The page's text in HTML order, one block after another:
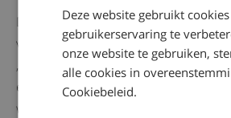
De onafhankelijheid van de medische
vastgelegd in deGedragscode
, maar die objectiviteit en
en feitelijk niet haalbaar. Het Verbond
wil zelf ook iets doen aan het
Deze website gebruikt
gebruikerservaring te
onze website te gebruiken,
alle cookies in
Cookiebeleid.